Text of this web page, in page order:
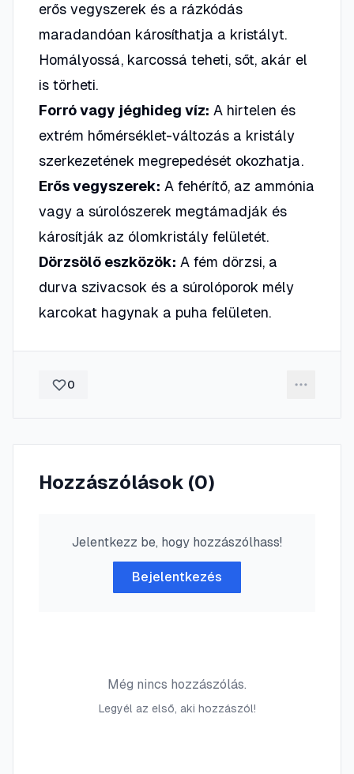
erős vegyszerek és a rázkódás
maradandóan károsíthatja a kristályt.
Homályossá, karcossá teheti, sőt, akár el
is törheti.
Forró vagy jéghideg víz: A hirtelen és
extrém hőmérséklet-változás a kristály
szerkezetének megrepedését okozhatja.
Erős vegyszerek: A fehérítő, az ammónia
vagy a súrolószerek megtámadják és
károsítják az ólomkristály felületét.
Dörzsölő eszközök: A fém dörzsi, a
durva szivacsok és a súrolóporok mély
karcokat hagynak a puha felületen.
0
Hozzászólások (0)
Jelentkezz be, hogy hozzászólhass!
Bejelentkezés
Még nincs hozzászólás.
Legyél az első, aki hozzászól!